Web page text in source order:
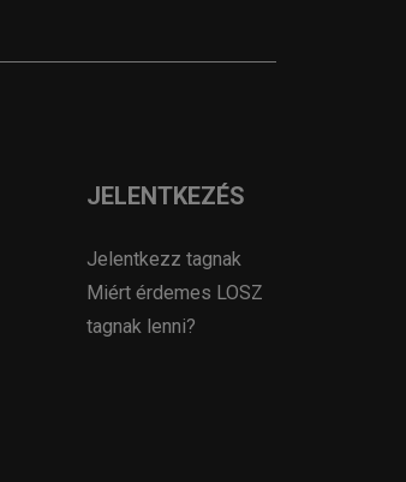
JELENTKEZÉS
Jelentkezz tagnak
Miért érdemes LOSZ
tagnak lenni?